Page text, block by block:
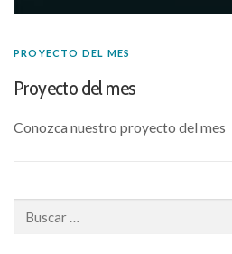
PROYECTO DEL MES
Proyecto del mes
Conozca nuestro proyecto del mes